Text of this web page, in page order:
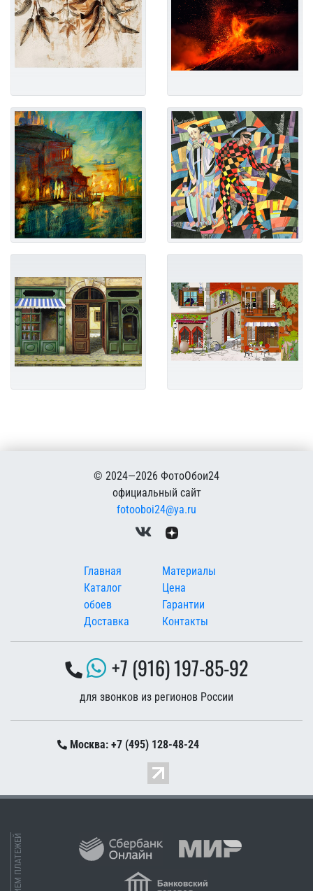
© 2024—2026 ФотоОбои24
официальный сайт
fotooboi24@ya.ru
Меню в подвале
Главная
Каталог
обоев
Доставка
Материалы
Цена
Гарантии
Контакты
+7 (916) 197-85-92
для звонков из регионов России
Москва: +7 (495) 128-48-24
ПРИЕМ ПЛАТЕЖЕЙ